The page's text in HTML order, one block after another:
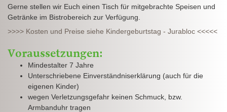
Gerne stellen wir Euch einen Tisch für mitgebrachte Speisen und
Getränke im Bistrobereich zur Verfügung.
>>>> Kosten und Preise siehe Kindergeburtstag - Jurabloc <<<<<
Voraussetzungen:
Mindestalter 7 Jahre
Unterschriebene Einverständniserklärung (auch für die
eigenen Kinder)
wegen Verletzungsgefahr keinen Schmuck, bzw.
Armbanduhr tragen